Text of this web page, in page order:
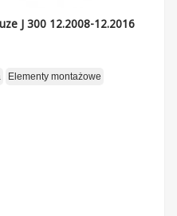
J 300 12.2008-12.2016
Elementy montażowe